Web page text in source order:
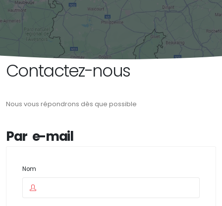
Contactez-nous
Nous vous répondrons dès que possible
Par e-mail
Nom